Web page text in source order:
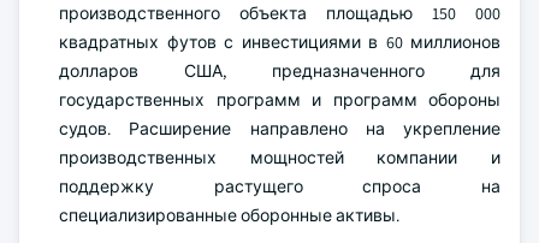
производственного объекта площадью 150 000
квадратных футов с инвестициями в 60 миллионов
долларов США, предназначенного для
государственных программ и программ обороны
судов. Расширение направлено на укрепление
производственных мощностей компании и
поддержку растущего спроса на
специализированные оборонные активы.